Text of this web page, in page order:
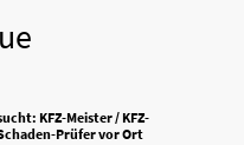
KFZ-Meister / KFZ-
Prüfer vor Ort